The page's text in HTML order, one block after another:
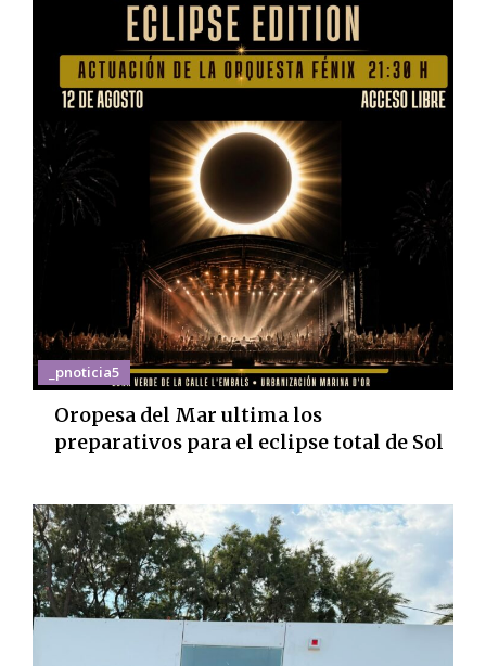
_pnoticia5
Oropesa del Mar ultima los
preparativos para el eclipse total de Sol